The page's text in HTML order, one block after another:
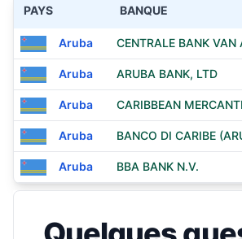
PAYS BANQUE
Aruba CENTRALE BANK VAN
Aruba ARUBA BANK, LTD
Aruba CARIBBEAN
Aruba BANCO DI CARIBE
Aruba BBA BANK N.V.